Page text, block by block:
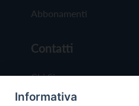
Abbonamenti
Contatti
Chi Siamo
Redazione
Informativa